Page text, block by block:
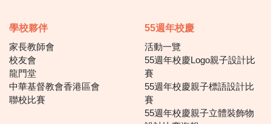
學校夥伴
家長教師會
校友會
龍門堂
中華基督教會香港區會
聯校比賽
55週年校慶
活動一覽
55週年校慶Logo親子設計比
賽
55週年校慶親子標語設計比
賽
55週年校慶親子立體裝飾物